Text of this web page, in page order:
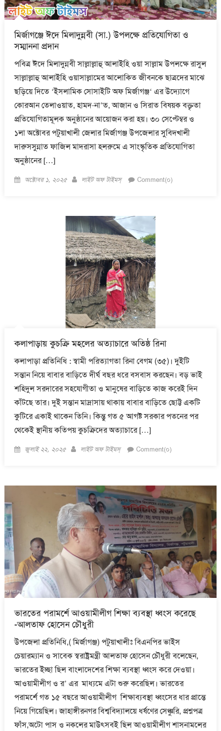
মির্জাগঞ্জে ঈদে মিলাদুন্নবী (সা.) উপলক্ষে প্রতিযোগিতা ও
সম্মাননা প্রদান
পবিত্র ঈদে মিলাদুন্নবী সাল্লাল্লাহু আলাইহি ওয়া সাল্লাম উপলক্ষে রাসুল
সাল্লাল্লাহু আলাইহি ওয়াসাল্লামের আলোকিত জীবনকে ছাত্রদের মাঝে
ছড়িয়ে দিতে ‘ইসলামিক সোসাইটি অফ মির্জাগঞ্জ‘ এর উদ্যোগে
কোরআন তেলাওয়াত, হামদ-না’ত, আজান ও সিরাত বিষয়ক বক্তৃতা
প্রতিযোগিতামূলক অনুষ্ঠানের আয়োজন করা হয়। ৩০ সেপ্টেম্বর ও
১লা অক্টোবর পটুয়াখালী জেলার মির্জাগঞ্জ উপজেলার সুবিদখালী
দারুসসুন্নাত ফাজিল মাদরাসা হলরুমে এ সাংস্কৃতিক প্রতিযোগিতা
অনুষ্ঠানের […]
Posted
অক্টোবর ১, ২০২৫ Author
লাইট অফ টাইমস্ Comment(০)
কলাপাড়ায় কুচক্রি মহলের অত্যাচারে অতিষ্ঠ রিনা
কলাপাড়া প্রতিনিধি : স্বামী পরিত্যাগতা রিনা বেগম (৩৫)। দুইটি
সন্তান নিয়ে বাবার বাড়িতে দীর্ঘ বছর ধরে বসবাস করছেন। বড় ভাই
শহিদুল সরদারের সহযোগীতা ও মানুষের বাড়িতে কাজ করেই দিন
কাঁটছে তার। দুই সন্তান মাদ্রাসায় থাকায় বাবার বাড়িতে ছোট্ট একটি
কুটিরে একাই থাকেন তিনি। কিন্তু গত ৫ আগষ্ট সরকার পতনের পর
থেকেই স্থানীয় কতিপয় কুচক্রিদের অত্যাচারে […]
Posted
জুলাই ২২, ২০২৫ Author
লাইট অফ টাইমস্ Comment(০)
ভারতের পরামর্শে আওয়ামীলীগ শিক্ষা ব্যবস্থা ধ্বংস করেছে
-আলতাফ হোসেন চৌধুরী
উপজেলা প্রতিনিধি,( মির্জাগঞ্জ) পটুয়াখালীঃ বিএনপির ভাইস
চেয়ারম্যান ও সাবেক স্বরাষ্ট্রমন্ত্রী আলতাফ হোসেন চৌধুরী বলেছেন,
ভারতের ইচ্ছা ছিল বাংলাদেশের শিক্ষা ব্যবস্থা ধ্বংস করে দেওয়া।
আওয়ামীলীগ ও র’ এর মাধ্যমে এটা শুরু করেছিল। ভারতের
পরামর্শে গত ১৫ বছরে আওয়ামীলীগ শিক্ষাব্যবস্থা ধ্বংসের ধার প্রান্তে
নিয়ে গিয়েছিল। জাহাঙ্গীরনগর বিশ্ববিদ্যালয়ে ধর্ষণের সেঞ্চুরি, প্রশ্নপত্র
ফাঁস,অটো পাস ও নকলের মাউৎসবই ছিল আওয়ামীলীগ শাসনামলের